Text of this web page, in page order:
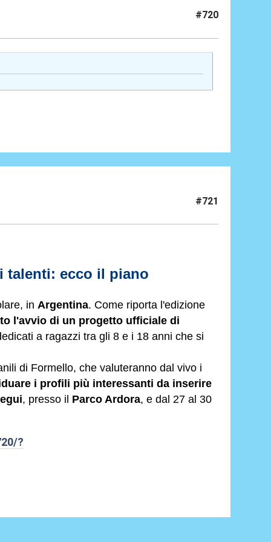
#720
#721
talenti: ecco il piano
in Argentina. Come riporta l'edizione
l'avvio di un progetto ufficiale di
a ragazzi tra gli 8 e i 18 anni che si
di Formello, che valuteranno dal vivo i
i profili più interessanti da inserire
, presso il Parco Ardora, e dal 27 al 30
?